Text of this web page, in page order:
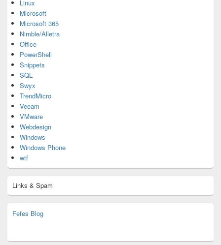
Linux
Microsoft
Microsoft 365
Nimble/Alletra
Office
PowerShell
Snippets
SQL
Swyx
TrendMicro
Veeam
VMware
Webdesign
Windows
Windows Phone
wtf
Links & Spam
Fefes Blog